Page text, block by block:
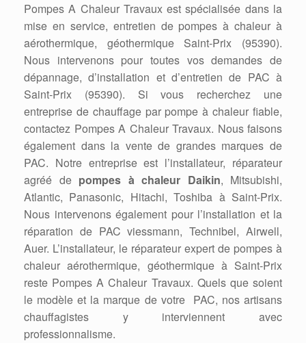
Pompes A Chaleur Travaux est spécialisée dans la
mise en service, entretien de pompes à chaleur à
aérothermique, géothermique Saint-Prix (95390).
Nous intervenons pour toutes vos demandes de
dépannage, d’installation et d’entretien de PAC à
Saint-Prix (95390). Si vous recherchez une
entreprise de chauffage par pompe à chaleur fiable,
contactez Pompes A Chaleur Travaux. Nous faisons
également dans la vente de grandes marques de
PAC. Notre entreprise est l’installateur, réparateur
agréé de pompes à chaleur Daikin, Mitsubishi,
Atlantic, Panasonic, Hitachi, Toshiba à Saint-Prix.
Nous intervenons également pour l’installation et la
réparation de PAC viessmann, Technibel, Airwell,
Auer. L’installateur, le réparateur expert de pompes à
chaleur aérothermique, géothermique à Saint-Prix
reste Pompes A Chaleur Travaux. Quels que soient
le modèle et la marque de votre PAC, nos artisans
chauffagistes y interviennent avec
professionnalisme.